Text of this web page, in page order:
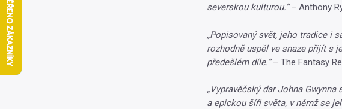
severskou kulturou.“– Anthony
„Popisovaný svět, jeho tradice i
rozhodně uspěl ve snaze přijít s
předešlém díle.“– The Fantasy
„Vypravěčský dar Johna
a epickou šíři světa, v němž se